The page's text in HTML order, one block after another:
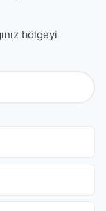
bölgeyi